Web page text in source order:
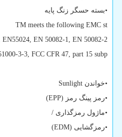
•بسته حسگر زنگ پایه
TM meets the following EMC st
EN55024, EN 50082-1, EN 50082-2
3-3, FCC CFR 47, part 15 subp
•خواندن Sunlight
•رمز پینگ رمز (EPP
)
•ماژول رمزگذاری /
•رمزگشایی (EDM
)